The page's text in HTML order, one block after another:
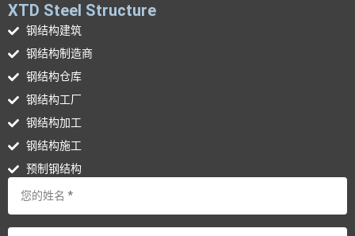
XTD Steel Structure
钢结构建筑
钢结构制造商
钢结构仓库
钢结构工厂
钢结构加工
钢结构施工
预制钢结构